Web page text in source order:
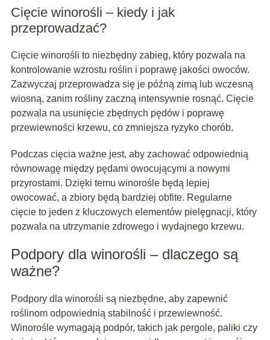
Cięcie winorośli – kiedy i jak
przeprowadzać?
Cięcie winorośli to niezbędny zabieg, który pozwala na
kontrolowanie wzrostu roślin i poprawę jakości owoców.
Zazwyczaj przeprowadza się je późną zimą lub wczesną
wiosną, zanim rośliny zaczną intensywnie rosnąć. Cięcie
pozwala na usunięcie zbędnych pędów i poprawę
przewiewności krzewu, co zmniejsza ryzyko chorób.
Podczas cięcia ważne jest, aby zachować odpowiednią
równowagę między pędami owocującymi a nowymi
przyrostami. Dzięki temu winorośle będą lepiej
owocować, a zbiory będą bardziej obfite. Regularne
cięcie to jeden z kluczowych elementów pielęgnacji, który
pozwala na utrzymanie zdrowego i wydajnego krzewu.
Podpory dla winorośli – dlaczego są
ważne?
Podpory dla winorośli są niezbędne, aby zapewnić
roślinom odpowiednią stabilność i przewiewność.
Winorośle wymagają podpór, takich jak pergole, paliki czy